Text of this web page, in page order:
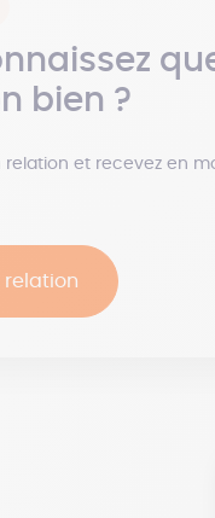
bien ?
relation et recevez en
relation